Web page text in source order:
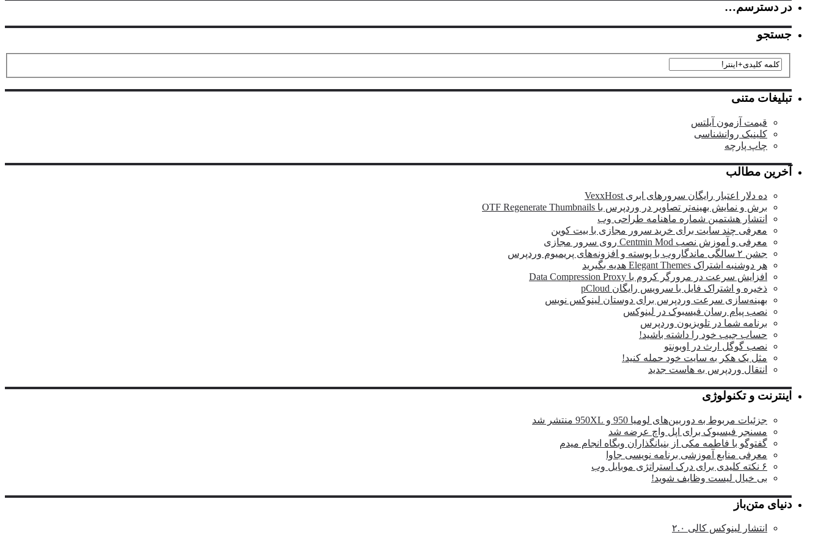
در دسترسم…
جستجو
تبلیغات متنی
قیمت آزمون آیلتس
کلینیک روانشناسی
چاپ پارچه
آخرین مطالب
ده دلار اعتبار رایگان سرورهای ابری VexxHost
برش و نمایش بهینه‌تر تصاویر در وردپرس با OTF Regenerate Thumbnails
انتشار هشتمین شماره ماهنامه طراحی وب
معرفی چند سایت برای خرید سرور مجازی با بیت کوین
معرفی و آموزش نصب Centmin Mod روی سرور مجازی
جشن ۲ سالگی ماندگار‌وب با پوسته و افزونه‌های پریمیوم وردپرس
هر دوشنبه اشتراک Elegant Themes هدیه بگیرید
افزایش سرعت در مرورگر کروم با Data Compression Proxy
ذخیره و اشتراک فایل با سرویس رایگان pCloud
بهینه‌سازی سرعت وردپرس برای دوستان لینوکس نویس
نصب پیام رسان فیسبوک در لینوکس
برنامه شما در تلویزیون وردپرس
حساب جیب خود را داشته باشید!
نصب گوگل ارث در اوبونتو
مثل یک هکر به سایت خود حمله کنید!
انتقال وردپرس به هاست جدید
اینترنت و تکنولوژی
جزئیات مربوط به دوربین‌های لومیا 950 و 950XL منتشر شد
مسنجر فیسبوک برای اپل واچ عرضه شد
گفتوگو با فاطمه مکی از بنیانگذاران وبگاه انجام میدم
معرفی منابع آموزشی برنامه نویسی جاوا
۶ نکته کلیدی برای درک استراتژی موبایل وب
بی خیال لیست وظایف شوید!
دنیای متن‌باز
انتشار لینوکس کالی ۲.۰